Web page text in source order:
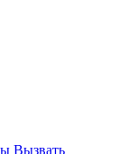
Вызвать